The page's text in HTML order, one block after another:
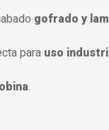
gofrado y
para uso
.